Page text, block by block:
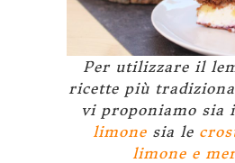
Per utilizzare il
ricette più
vi proponiamo sia i
limonesia le
limone e